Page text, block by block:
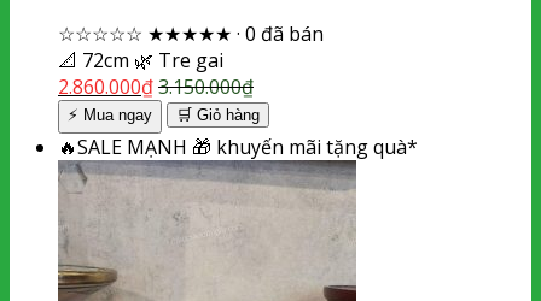
☆☆☆☆☆ ★★★★★ · 0 đã bán
📐 72cm 🌿 Tre gai
2.860.000₫3.150.000₫
⚡ Mua ngay 🛒 Giỏ hàng
🔥SALE MẠNH 🎁 khuyến mãi tặng quà*